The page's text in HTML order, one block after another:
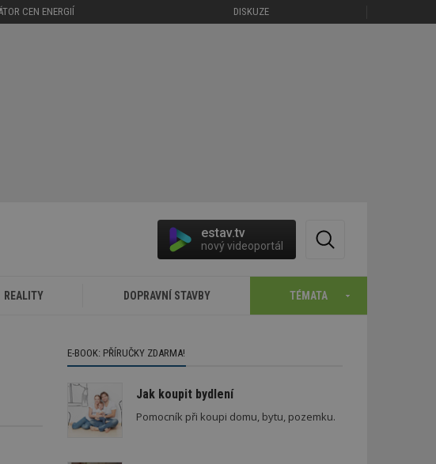
CEN ENERGIÍ DISKUZE
estav.tv
nový videoportál
REALITY DOPRAVNÍ STAVBY TÉMATA
E-BOOK: PŘÍRUČKY ZDARMA!
Jak koupit bydlení
Pomocník při koupi domu, bytu, pozemku.